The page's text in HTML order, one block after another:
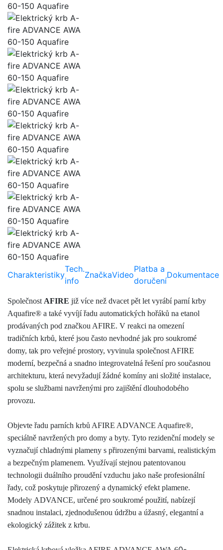
Charakteristiky
Tech.
info
ZnačkaVideo
Platba a
doručení
Dokumentace
Společnost AFIRE již více než dvacet pět let vyrábí parní krby
Aquafire® a také vyvíjí řadu automatických hořáků na etanol
prodávaných pod značkou AFIRE. V reakci na omezení
tradičních krbů, které jsou často nevhodné jak pro soukromé
domy, tak pro veřejné prostory, vyvinula společnost AFIRE
moderní, bezpečná a snadno integrovatelná řešení pro současnou
architekturu, která nevyžadují žádné komíny ani složité instalace,
spolu se službami navrženými pro zajištění dlouhodobého
provozu.
Objevte řadu parních krbů AFIRE ADVANCE Aquafire®,
speciálně navržených pro domy a byty. Tyto rezidenční modely se
vyznačují chladnými plameny s přirozenými barvami, realistickým
a bezpečným plamenem. Využívají stejnou patentovanou
technologii duálního proudění vzduchu jako naše profesionální
řady, což poskytuje přirozený a dynamický efekt plamene.
Modely ADVANCE, určené pro soukromé použití, nabízejí
snadnou instalaci, zjednodušenou údržbu a úžasný, elegantní a
ekologický zážitek z krbu.